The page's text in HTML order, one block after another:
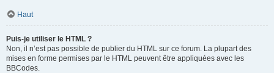
Haut
Puis-je utiliser le HTML ?
Non, il n’est pas possible de publier du HTML sur ce forum. La plupart des
mises en forme permises par le HTML peuvent être appliquées avec les
BBCodes.